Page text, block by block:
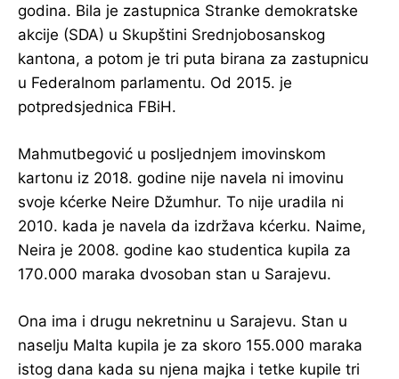
godina. Bila je zastupnica Stranke demokratske
akcije (SDA) u Skupštini Srednjobosanskog
kantona, a potom je tri puta birana za zastupnicu
u Federalnom parlamentu. Od 2015. je
potpredsjednica FBiH.
Mahmutbegović u posljednjem imovinskom
kartonu iz 2018. godine nije navela ni imovinu
svoje kćerke Neire Džumhur. To nije uradila ni
2010. kada je navela da izdržava kćerku. Naime,
Neira je 2008. godine kao studentica kupila za
170.000 maraka dvosoban stan u Sarajevu.
Ona ima i drugu nekretninu u Sarajevu. Stan u
naselju Malta kupila je za skoro 155.000 maraka
istog dana kada su njena majka i tetke kupile tri